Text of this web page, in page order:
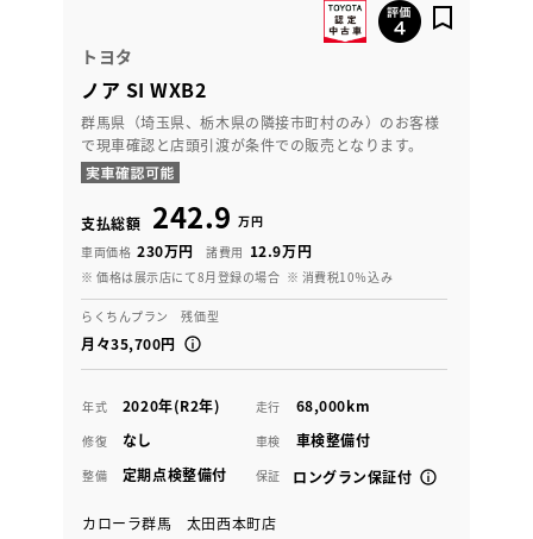
トヨタ
ノア SI WXB2
群馬県（埼玉県、栃木県の隣接市町村のみ）のお客様
で現車確認と店頭引渡が条件での販売となります。
支払総額 242.9 万円
車両価格 230万円 諸費用 12.9万円
※ 価格は展示店にて8月登録の場合 ※ 消費税10％込み
らくちんプラン 残価型
月々35,700円
年式 2020年(R2年) 走行 68,000km
修復 なし 車検 車検整備付
整備 定期点検整備付 保証 ロングラン保証付
カローラ群馬 太田西本町店